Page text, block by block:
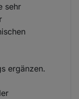
sehr
ergänzen.